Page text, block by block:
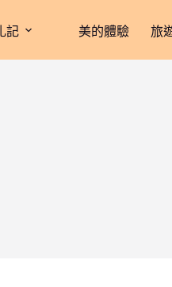
記 美的體驗 旅